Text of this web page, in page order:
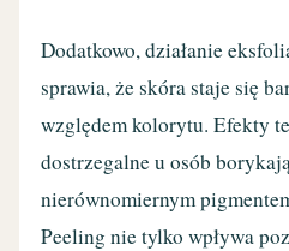
Dodatkowo, działanie
sprawia, że skóra staje się
względem kolorytu. Efekty
dostrzegalne u osób
nierównomiernym
Peeling nie tylko wpływa